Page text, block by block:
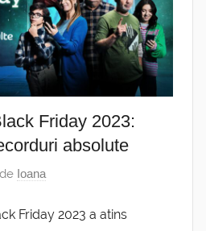
Friday 2023:
absolute
de Ioana
Friday 2023 a atins